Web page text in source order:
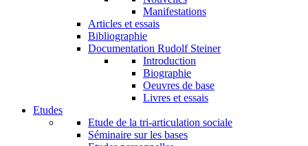
Manifestations
Articles et essais
Bibliographie
Documentation Rudolf Steiner
Introduction
Biographie
Oeuvres de base
Livres et essais
Etudes
Etude de la tri-articulation sociale
Séminaire sur les bases